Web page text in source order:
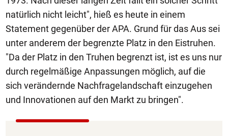
natürlich nicht leicht", hieß es heute in einem
Statement gegenüber der APA. Grund für das Aus sei
unter anderem der begrenzte Platz in den Eistruhen.
"Da der Platz in den Truhen begrenzt ist, ist es uns nur
durch regelmäßige Anpassungen möglich, auf die
sich verändernde Nachfragelandschaft einzugehen
und Innovationen auf den Markt zu bringen".